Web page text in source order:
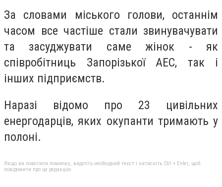
За словами міського голови, останнім
часом все частіше стали звинувачувати
та засуджувати саме жінок - як
співробітниць Запорізької АЕС, так і
інших підприємств.
Наразі відомо про 23 цивільних
енергодарців, яких окупанти тримають у
полоні.
Якщо ви помітили помилку, виділіть необхідний текст і натисніть Ctrl + Enter, щоб
повідомити про це редакцію